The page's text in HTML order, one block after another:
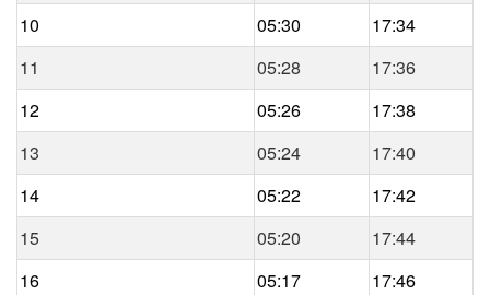
10
05:30
17:34
11
05:28
17:36
12
05:26
17:38
13
05:24
17:40
14
05:22
17:42
15
05:20
17:44
16
05:17
17:46